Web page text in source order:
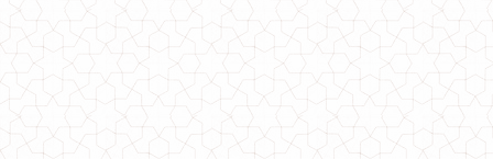
Женское теплое платье оверсайз норма и батал